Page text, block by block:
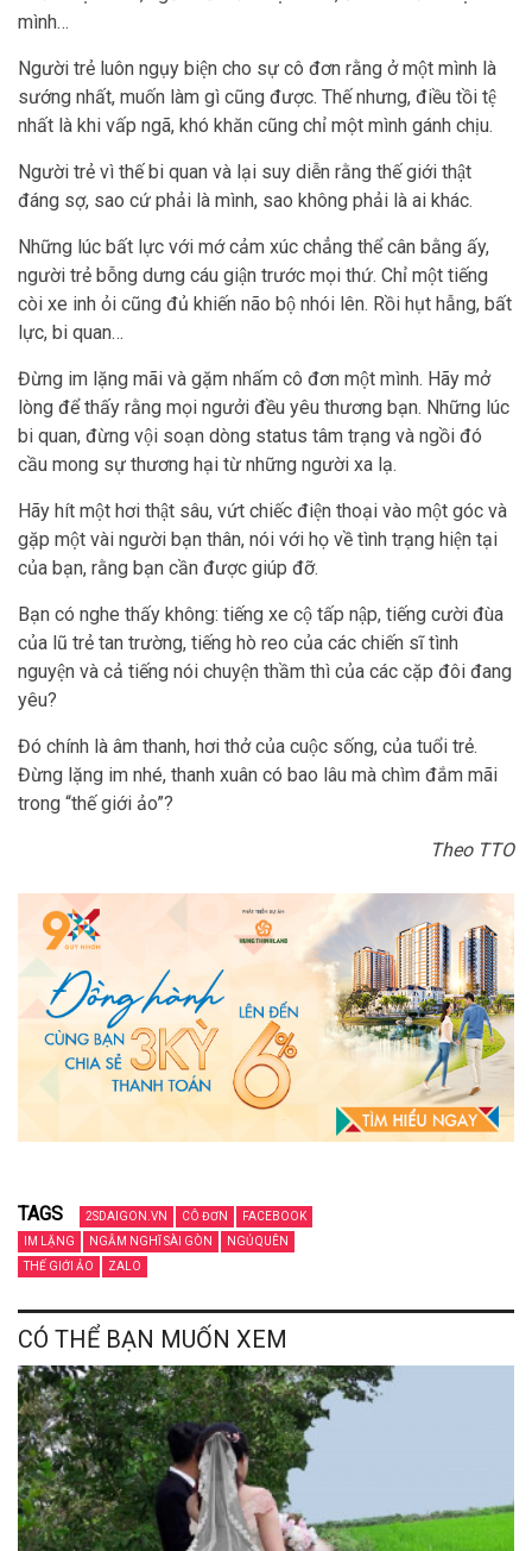
mình…
Người trẻ luôn ngụy biện cho sự cô đơn rằng ở một mình là
sướng nhất, muốn làm gì cũng được. Thế nhưng, điều tồi tệ
nhất là khi vấp ngã, khó khăn cũng chỉ một mình gánh chịu.
Người trẻ vì thế bi quan và lại suy diễn rằng thế giới thật
đáng sợ, sao cứ phải là mình, sao không phải là ai khác.
Những lúc bất lực với mớ cảm xúc chẳng thể cân bằng ấy,
người trẻ bỗng dưng cáu giận trước mọi thứ. Chỉ một tiếng
còi xe inh ỏi cũng đủ khiến não bộ nhói lên. Rồi hụt hẫng, bất
lực, bi quan…
Đừng im lặng mãi và gặm nhấm cô đơn một mình. Hãy mở
lòng để thấy rằng mọi ngưởi đều yêu thương bạn. Những lúc
bi quan, đừng vội soạn dòng status tâm trạng và ngồi đó
cầu mong sự thương hại từ những người xa lạ.
Hãy hít một hơi thật sâu, vứt chiếc điện thoại vào một góc và
gặp một vài người bạn thân, nói với họ về tình trạng hiện tại
của bạn, rằng bạn cần được giúp đỡ.
Bạn có nghe thấy không: tiếng xe cộ tấp nập, tiếng cười đùa
của lũ trẻ tan trường, tiếng hò reo của các chiến sĩ tình
nguyện và cả tiếng nói chuyện thầm thì của các cặp đôi đang
yêu?
Đó chính là âm thanh, hơi thở của cuộc sống, của tuổi trẻ.
Đừng lặng im nhé, thanh xuân có bao lâu mà chìm đắm mãi
trong “thế giới ảo”?
Theo TTO
TAGS 2SDAIGON.VN CÔ ĐƠN
FACEBOOK
IM LẶNG
NGẪM NGHĨ SÀI GÒN
NGỦ QUÊN
THẾ GIỚI ẢO
ZALO
CÓ THỂ BẠN MUỐN XEM